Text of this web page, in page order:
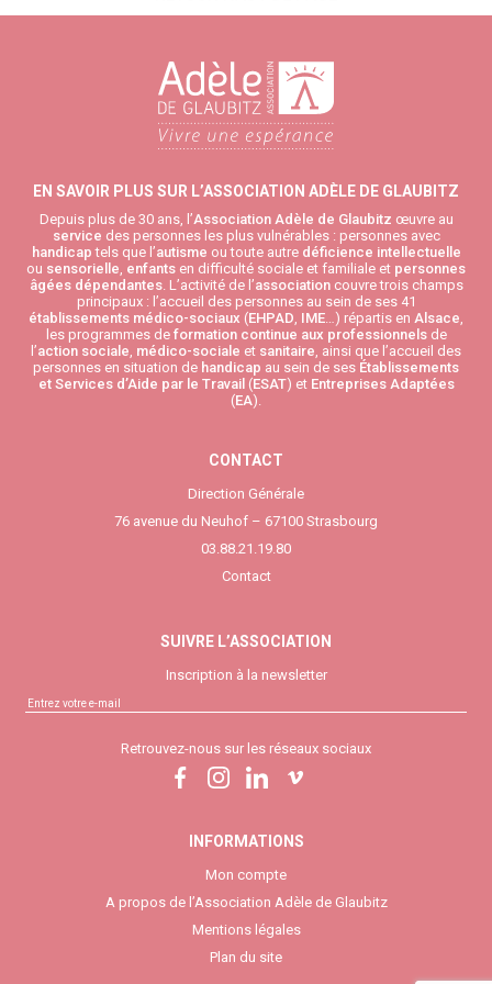
EN SAVOIR PLUS SUR L’ASSOCIATION ADÈLE DE GLAUBITZ
Depuis plus de 30 ans, l’Association Adèle de Glaubitz œuvre au
service des personnes les plus vulnérables : personnes avec
handicap tels que l’autisme ou toute autredéficience intellectuelle
ou sensorielle, enfants en difficulté sociale et familiale et personnes
âgées dépendantes. L’activité de l’associationcouvre trois champs
principaux : l’accueil des personnes au sein de ses 41
établissements médico-sociaux (EHPAD, IME…) répartis en Alsace,
les programmes de formation continue aux professionnelsde
l’action sociale, médico-sociale et sanitaire, ainsi que l’accueil des
personnes en situation de handicap au sein de ses Établissements
et Services d’Aide par le Travail (ESAT) et Entreprises Adaptées
(EA).
CONTACT
Direction Générale
76 avenue du Neuhof – 67100 Strasbourg
03.88.21.19.80
Contact
SUIVRE L’ASSOCIATION
Inscription à la newsletter
Retrouvez-nous sur les réseaux sociaux
INFORMATIONS
Mon compte
A propos de l’Association Adèle de Glaubitz
Mentions légales
Plan du site